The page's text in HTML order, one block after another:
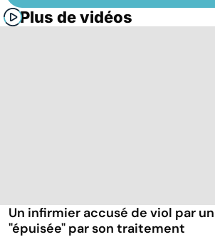
Plus de vidéos
Un infirmier accusé de viol par
"épuisée" par son traitement